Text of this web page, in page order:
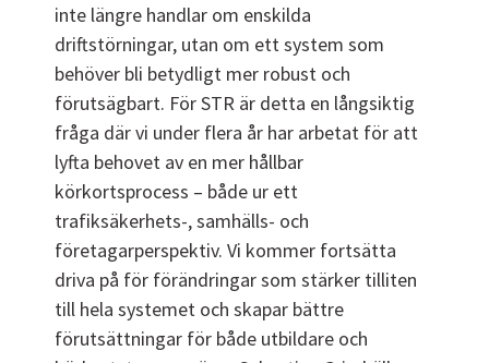
inte längre handlar om enskilda
driftstörningar, utan om ett system som
behöver bli betydligt mer robust och
förutsägbart. För STR är detta en långsiktig
fråga där vi under flera år har arbetat för att
lyfta behovet av en mer hållbar
körkortsprocess – både ur ett
trafiksäkerhets-, samhälls- och
företagarperspektiv. Vi kommer fortsätta
driva på för förändringar som stärker tilliten
till hela systemet och skapar bättre
förutsättningar för både utbildare och